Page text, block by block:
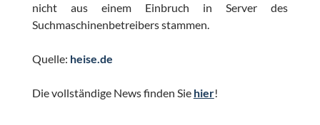
nicht aus einem Einbruch in Server des
Suchmaschinenbetreibers stammen.
Quelle: heise.de
Die vollständige News finden Sie hier!